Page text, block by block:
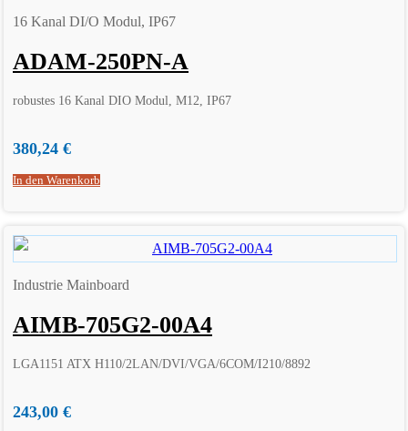
16 Kanal DI/O Modul, IP67
ADAM-250PN-A
robustes 16 Kanal DIO Modul, M12, IP67
380,24 €
In den Warenkorb
Industrie Mainboard
AIMB-705G2-00A4
LGA1151 ATX H110/2LAN/DVI/VGA/6COM/I210/8892
243,00 €